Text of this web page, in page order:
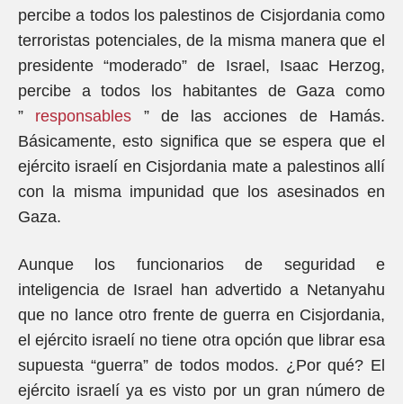
percibe a todos los palestinos de Cisjordania como
terroristas potenciales, de la misma manera que el
presidente “moderado” de Israel, Isaac Herzog,
percibe a todos los habitantes de Gaza como
” responsables ” de las acciones de Hamás.
Básicamente, esto significa que se espera que el
ejército israelí en Cisjordania mate a palestinos allí
con la misma impunidad que los asesinados en
Gaza.
Aunque los funcionarios de seguridad e
inteligencia de Israel han advertido a Netanyahu
que no lance otro frente de guerra en Cisjordania,
el ejército israelí no tiene otra opción que librar esa
supuesta “guerra” de todos modos. ¿Por qué? El
ejército israelí ya es visto por un gran número de